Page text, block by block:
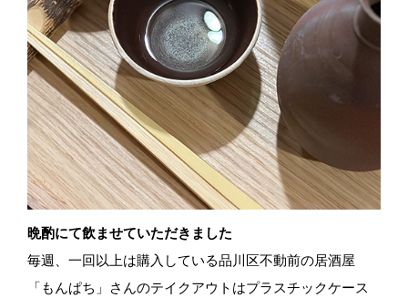
晩酌にて飲ませていただきました
毎週、一回以上は購入している品川区不動前の居酒屋
「もんぱち」さんのテイクアウトはプラスチックケース